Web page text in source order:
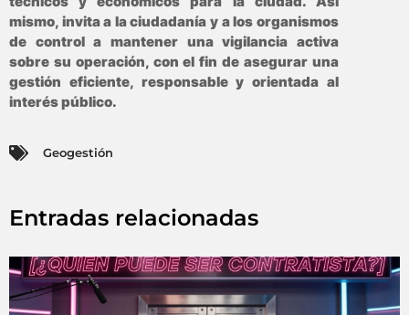
mismo, invita a la ciudadanía y a los organismos
de control a mantener una vigilancia activa
sobre su operación, con el fin de asegurar una
gestión eficiente, responsable y orientada al
interés público.
Geogestión
Entradas relacionadas